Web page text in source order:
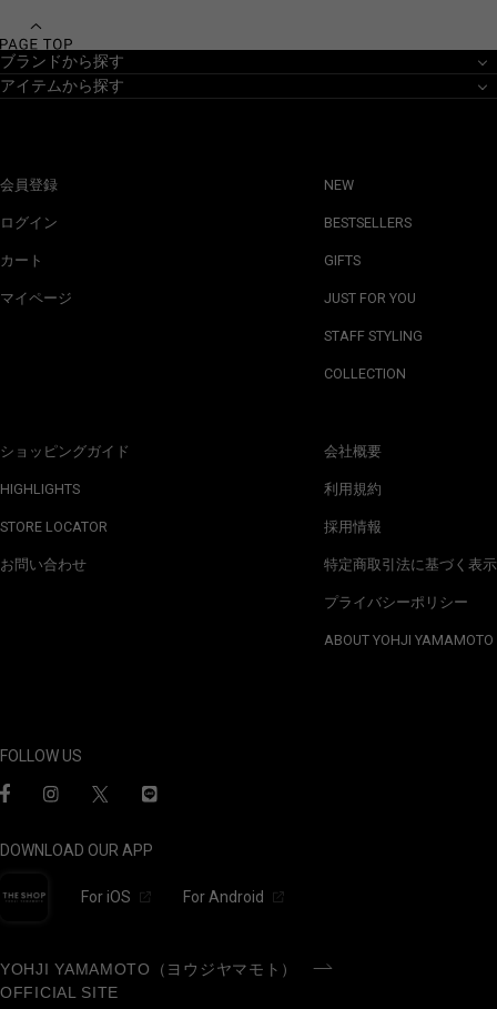
ブランドから探す
アイテムから探す
会員登録
ログイン
カート
マイページ
ショッピングガイド
HIGHLIGHTS
STORE LOCATOR
お問い合わせ
NEW
BESTSELLERS
GIFTS
JUST FOR YOU
STAFF STYLING
COLLECTION
会社概要
利用規約
採用情報
特定商取引法に基づく表示
プライバシーポリシー
ABOUT YOHJI YAMAMOTO
FOLLOW US
DOWNLOAD OUR APP
For iOS For Android
YOHJI YAMAMOTO（ヨウジヤマモト）
OFFICIAL SITE